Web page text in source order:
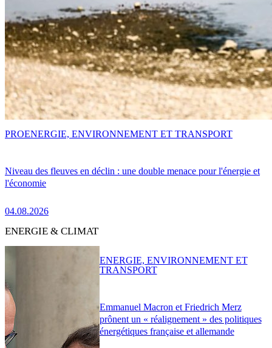
Niveau des fleuves en déclin : une double menace pour l'énergie et
l'économie
04.08.2026
PROENERGIE, ENVIRONNEMENT ET TRANSPORT
ENERGIE & CLIMAT
Emmanuel Macron et Friedrich Merz
prônent un « réalignement » des politiques
énergétiques française et allemande
ENERGIE, ENVIRONNEMENT ET
TRANSPORT